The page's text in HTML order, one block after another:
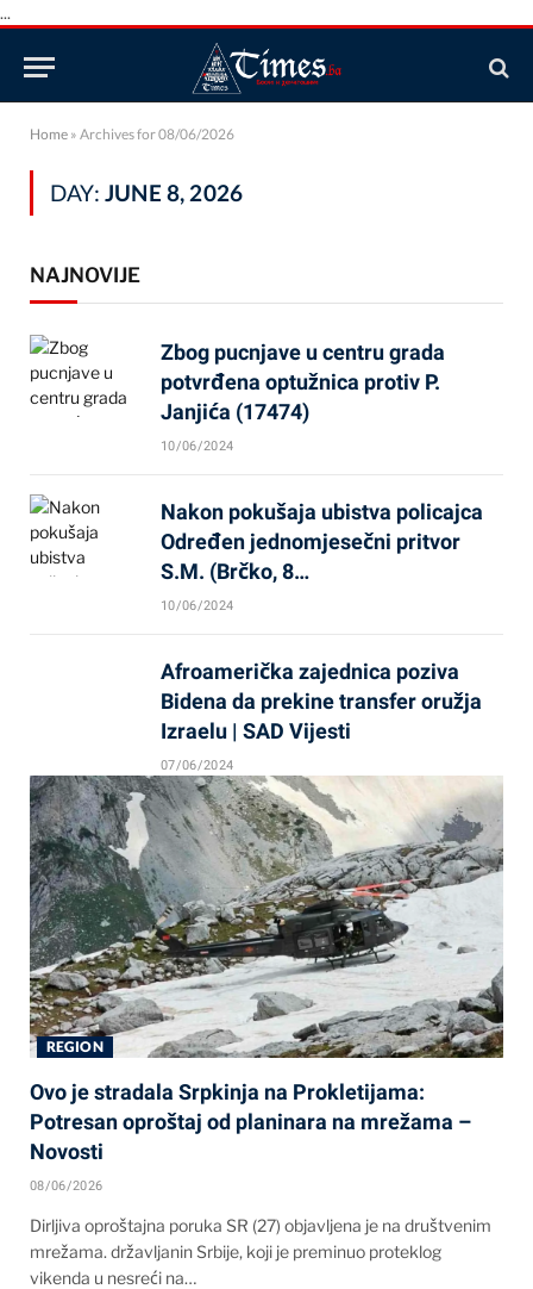
...
Home » Archives for 08/06/2026
DAY: JUNE 8, 2026
NAJNOVIJE
Zbog pucnjave u centru grada
potvrđena optužnica protiv P.
Janjića (17474)
10/06/2024
Nakon pokušaja ubistva policajca
Određen jednomjesečni pritvor
S.M. (Brčko, 8…
10/06/2024
Afroamerička zajednica poziva
Bidena da prekine transfer oružja
Izraelu | SAD Vijesti
07/06/2024
REGION
Ovo je stradala Srpkinja na Prokletijama:
Potresan oproštaj od planinara na mrežama –
Novosti
08/06/2026
Dirljiva oproštajna poruka SR (27) objavljena je na društvenim
mrežama. državljanin Srbije, koji je preminuo proteklog
vikenda u nesreći na…